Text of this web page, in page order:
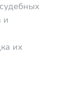
и
их